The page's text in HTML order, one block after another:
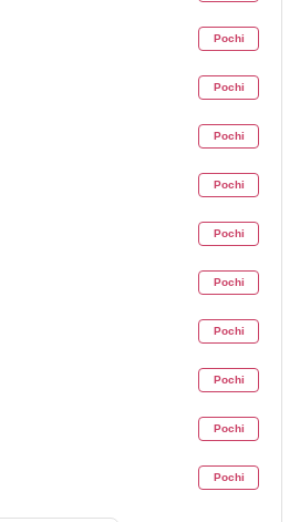
Pochi
Pochi
Pochi
Pochi
Pochi
Pochi
Pochi
Pochi
Pochi
Pochi